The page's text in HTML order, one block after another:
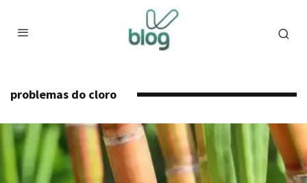
problemas do cloro